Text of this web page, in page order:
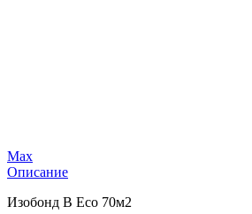
Max
Описание
Изобонд B Eco 70м2